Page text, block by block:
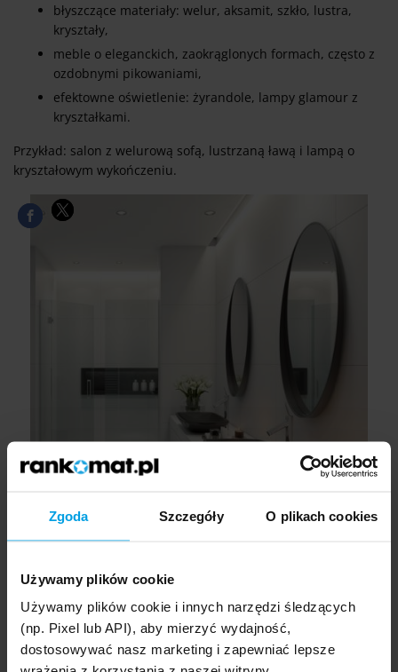
Zgoda Szczegóły O plikach cookies
Używamy plików cookie
Używamy plików cookie i innych narzędzi śledzących
(np. Pixel lub API), aby mierzyć wydajność,
dostosowywać nasz marketing i zapewniać lepsze
błyszczące materiały: welur, aksamit, szkło, lustra,
kryształy,
meble o eleganckich, zaokrąglonych formach, często z
ozdobnymi pikowaniami,
efektowne oświetlenie: żyrandole, lampy glamour z
kryształkami.
Przykład: salon z welurową sofą, lustrzaną ławą i lampą o
kryształowym wykończeniu.
Styl art déco
Styl art déco to klasyka międzywojnia, pełna elegancji,
symetrii i luksusowych wykończeń. Łączy geometryczne formy
z bogatymi materiałami, tworząc wyrafinowane, ale